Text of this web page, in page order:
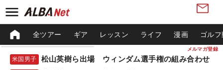
メルマガ登録
全ツアー ギア レッスン ライフ 漫画 ゴル
米国男子 松山英樹ら出場 ウィンダム選手権の組み合わせ